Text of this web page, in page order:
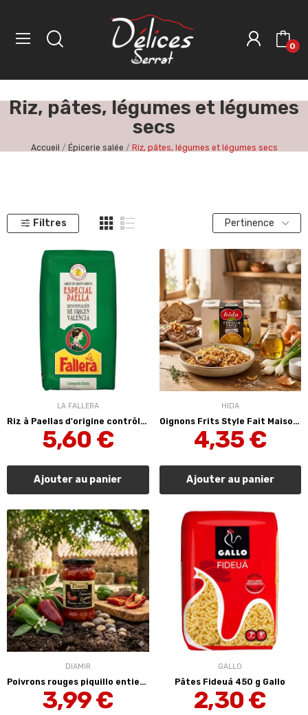
0
Riz, pâtes, légumes et légumes
secs
Accueil Épicerie salée Riz, pâtes, légumes et légumes secs
Filtres Pertinence
LA FALLERA
Riz à Paellas d'origine contrôlé Valencia 1kg...
5,60 €
Ajouter au panier
HIDA
Oignons Frits Style Fait Maison "Estilo Casero"...
4,35 €
Ajouter au panier
DIAMIR
Poivrons rouges piquillo entiers 290 g Diamir
3,99 €
GALLO
Pâtes Fideuá 450 g Gallo
2,30 €